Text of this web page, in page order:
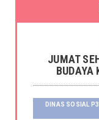
JUMAT
BUDAYA
DINAS SOSIAL